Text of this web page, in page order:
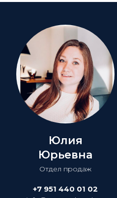
Юлия
Юрьевна
Отдел продаж
+7 951 440 01 02